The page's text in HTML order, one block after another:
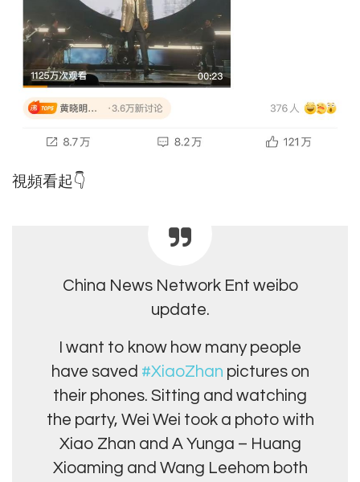
視頻看起👇
China News Network Ent weibo
update.
I want to know how many people
have saved #XiaoZhan pictures on
their phones. Sitting and watching
the party, Wei Wei took a photo with
Xiao Zhan and A Yunga – Huang
Xioaming and Wang Leehom both